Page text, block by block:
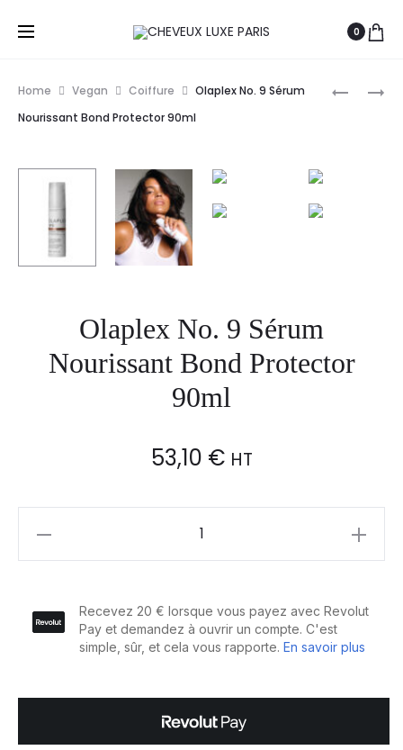
0
OSMO
OLAPLEX
Home Vegan Coiffure
Olaplex No. 9 Sérum
Nourissant Bond Protector 90ml
Olaplex No. 9 Sérum
Nourissant Bond Protector
90ml
53,10 € HT
Nourissant
90ml